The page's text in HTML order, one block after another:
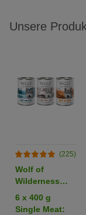
Unsere
(225)
Wolf of
Wilderness
Adult -
Mixpaket
6 x 400 g
Single Meat: